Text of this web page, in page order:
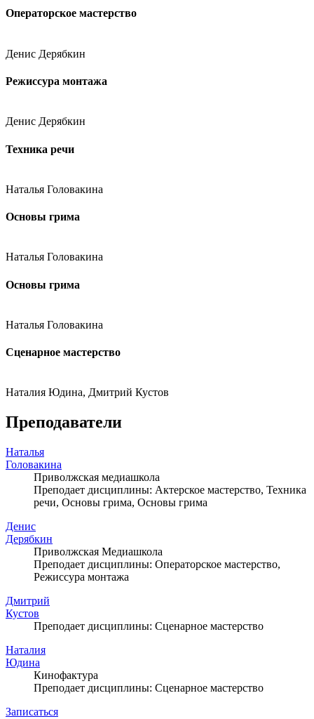
Операторское мастерство
Денис Дерябкин
Режиссура монтажа
Денис Дерябкин
Техника речи
Наталья Головакина
Основы грима
Наталья Головакина
Основы грима
Наталья Головакина
Сценарное мастерство
Наталия Юдина, Дмитрий Кустов
Преподаватели
Наталья
Головакина
Приволжская медиашкола
Преподает дисциплины: Актерское мастерство, Техника
речи, Основы грима, Основы грима
Денис
Дерябкин
Приволжская Медиашкола
Преподает дисциплины: Операторское мастерство,
Режиссура монтажа
Дмитрий
Кустов
Преподает дисциплины: Сценарное мастерство
Наталия
Юдина
Кинофактура
Преподает дисциплины: Сценарное мастерство
Записаться